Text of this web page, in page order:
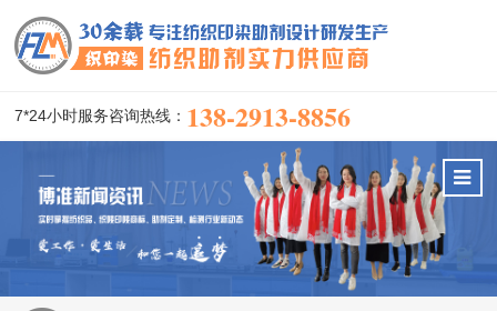
7*24小时服务咨询热线： 138-2913-8856